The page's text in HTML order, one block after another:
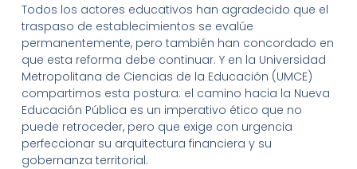
Todos los actores educativos han agradecido que el
traspaso de establecimientos se evalúe
permanentemente, pero también han concordado en
que esta reforma debe continuar. Y en la Universidad
Metropolitana de Ciencias de la Educación (UMCE)
compartimos esta postura: el camino hacia la Nueva
Educación Pública es un imperativo ético que no
puede retroceder, pero que exige con urgencia
perfeccionar su arquitectura financiera y su
gobernanza territorial.